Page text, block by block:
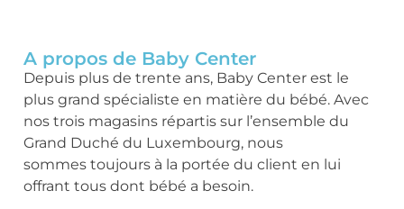
A propos de Baby Center
Depuis plus de trente ans, Baby Center est le
plus grand spécialiste en matière du bébé. Avec
nos trois magasins répartis sur l’ensemble du
Grand Duché du Luxembourg, nous
sommes toujours à la portée du client en lui
offrant tous dont bébé a besoin.